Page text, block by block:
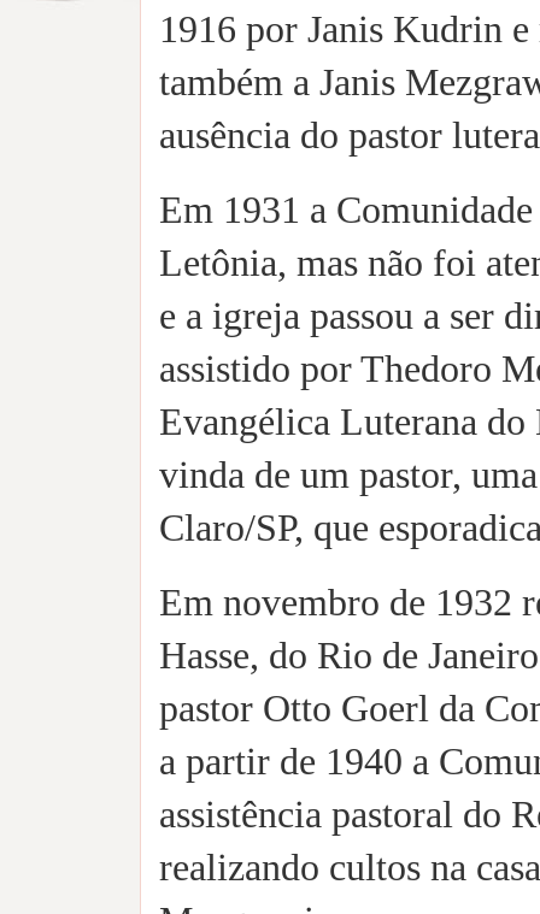
1916 por Janis Kudrin
também a Janis
ausência do pastor
Em 1931 a
Letônia, mas não foi
e a igreja passou a ser
assistido por Thedoro
Evangélica Luterana
vinda de um pastor,
Claro/SP, que
Em novembro de 1932
Hasse, do Rio de
pastor Otto Goerl da
a partir de 1940 a
assistência pastoral do
realizando cultos na